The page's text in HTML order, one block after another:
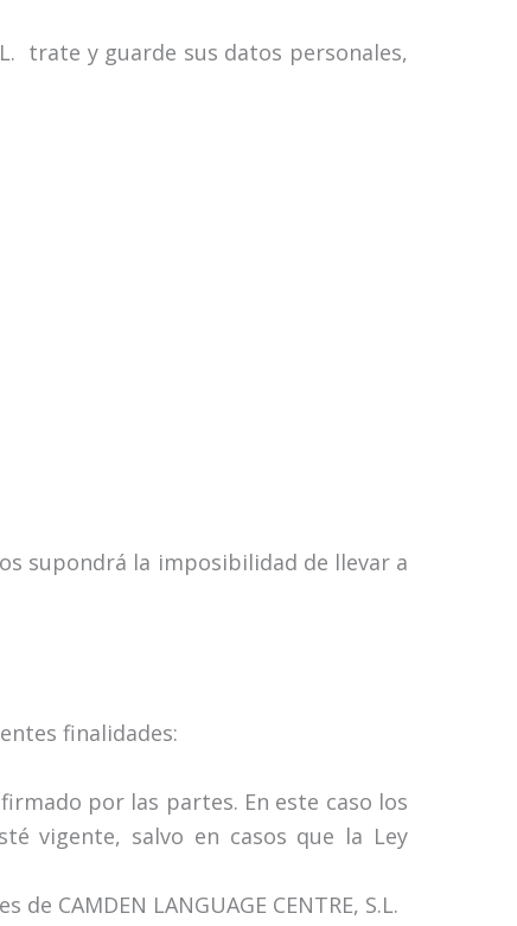
trate y guarde sus datos personales,
supondrá la imposibilidad de llevar a
finalidades:
por las partes. En este caso los
vigente, salvo en casos que la Ley
CAMDEN LANGUAGE CENTRE, S.L.